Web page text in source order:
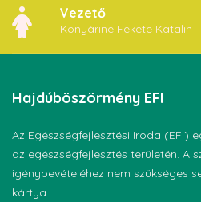
Vezető
Konyáriné Fekete Katalin
Hajdúböszörmény EFI
Az Egészségfejlesztési Iroda (EFI)
az egészségfejlesztés területén. A
igénybevételéhez nem szükséges
kártya.